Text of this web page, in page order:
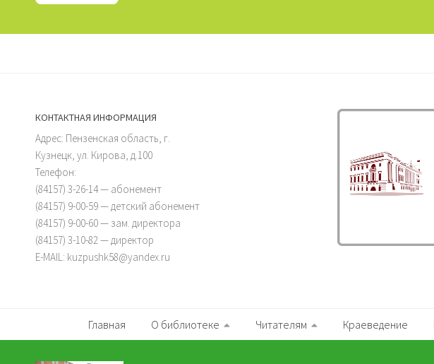
КОНТАКТНАЯ ИНФОРМАЦИЯ
Адрес: Пензенская область, г.
Кузнецк, ул. Кирова, д.100
Телефон:
(84157) 3-26-14 — абонемент
(84157) 9-00-59 — детский абонемент
(84157) 9-00-60 — зам. директора
(84157) 3-10-82 — директор
E-MAIL: kuzpushk58@yandex.ru
Главная О библиотеке Читателям Краеведение